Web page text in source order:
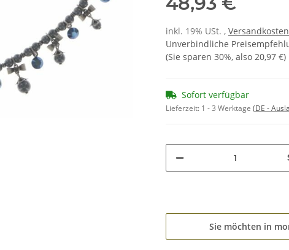
inkl. 19% USt. ,
Unverbindliche
(Sie sparen 30%, also 20,97 €)
Sofort verfügbar
Lieferzeit: 1 - 3 Werktage (DE -
Sie möchten in